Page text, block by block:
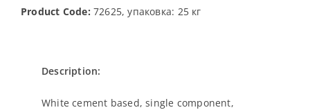
Product Code: 72625, упаковка: 25 кг
Description:
White cement based, single component,